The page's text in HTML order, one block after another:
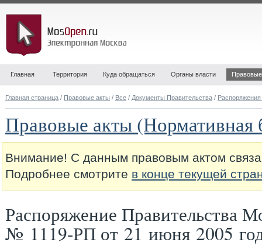
Главная Территория Куда обращаться Органы власти
Главная страница / Правовые акты / Все / Документы Правительства /
Правовые акты (Нормативная
Внимание! С данным правовым актом
Подробнее смотрите в конце текущей
Распоряжение Правительства
№ 1119-РП от 21 июня 2005